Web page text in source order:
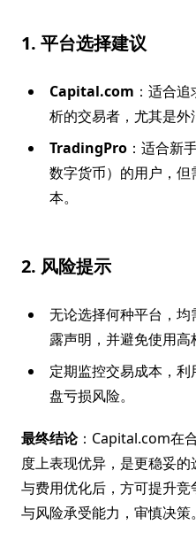
1. 平台选择建议
Capital.com ：适合
析的交易者，尤其是外
TradingPro ：适合新
数字货币）的用户，
本。
2. 风险提示
无论选择何种平台，
露声明，并避免使用高
定期监控交易成本，
盘亏损风险。
最终结论：Capital.com在
度上表现优异，是更稳妥
与费用优化后，方可提升
与风险承受能力，审慎决策。